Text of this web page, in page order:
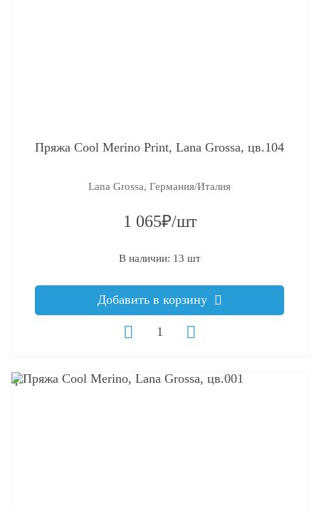
Пряжа Cool Merino Print, Lana Grossa, цв.104
Lana Grossa, Германия/Италия
1 065₽/шт
В наличии: 13 шт
Добавить в корзину
q